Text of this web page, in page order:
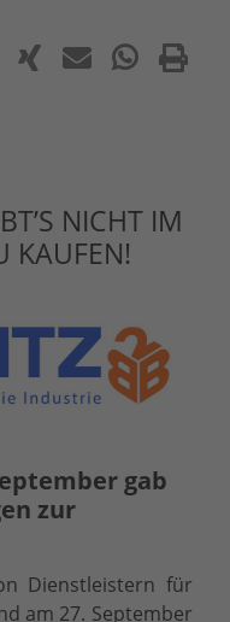
NICHT IM
KAUFEN!
gab
zur
Dienstleistern für
am 27. September